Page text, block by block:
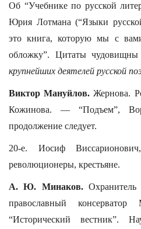
Об “Учебнике по русской
Юрия Лотмана (“Языки
это книга, которую мы с
обложку”. Цитаты
крупнейших деятелей русской
Виктор Мануйлов. Жернова.
Кожинова. — “Подъем”,
продолжение следует.
20-е. Иосиф
революционеры, крестьяне.
А. Ю. Минаков.Охранитель
православный
“Исторический вестник”.